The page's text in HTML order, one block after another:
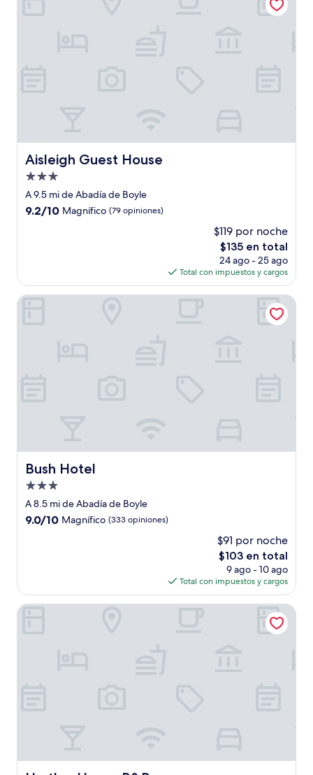
Aisleigh Guest House
Aisleigh Guest House
Propiedad
de
3.0
A 9.5 mi de Abadía de Boyle
9.2
9.2/10 Magnífico (79 opiniones)
$119 por noche
El
precio
actual
es
de
$135 en total
24 ago - 25 ago
Total con impuestos y cargos
Bush Hotel
Bush Hotel
Propiedad
de
3.0
A 8.5 mi de Abadía de Boyle
9.0
9.0/10 Magnífico (333 opiniones)
$91 por noche
El
precio
actual
es
de
$103 en total
9 ago - 10 ago
Total con impuestos y cargos
Bush Hotel
Hartley House B&B